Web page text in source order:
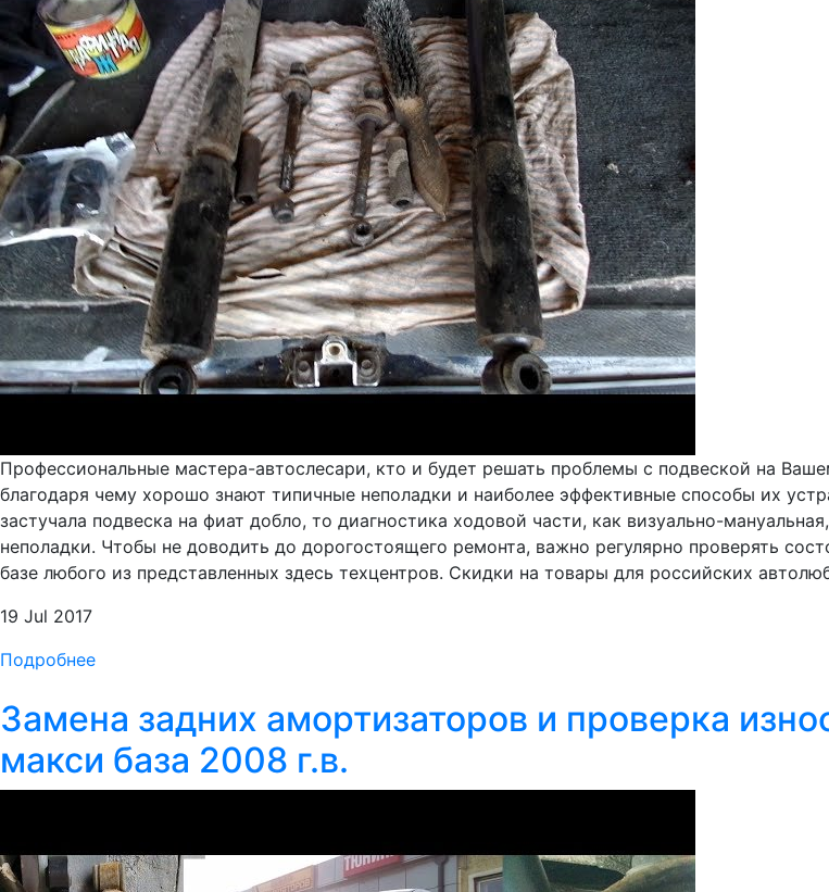
Профессиональные мастера-автослесари, кто и будет решать проблемы с подвеской на
благодаря чему хорошо знают типичные неполадки и наиболее эффективные способы их
застучала подвеска на фиат добло, то диагностика ходовой части, как визуально-
неполадки. Чтобы не доводить до дорогостоящего ремонта, важно регулярно проверять
базе любого из представленных здесь техцентров. Скидки на товары для российских
19 Jul 2017
Подробнее
Замена задних амортизаторов и проверка
макси база 2008 г.в.